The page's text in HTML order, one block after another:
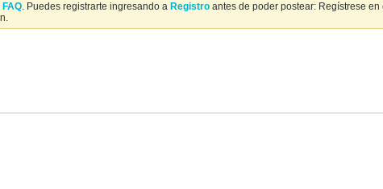
FAQ. Puedes registrarte ingresando a Registro antes de poder postear: Regístrese